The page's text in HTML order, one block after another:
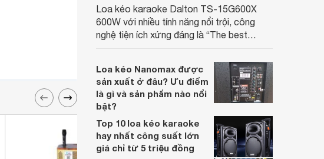
Loa kéo karaoke Dalton TS-15G600X
600W với nhiều tính năng nổi trội, công
nghệ tiện ích xứng đáng là “The best
cùng khám phá về loại sản phẩm đặc biệt
này nhé.
Loa kéo Nanomax được
sản xuất ở đâu? Ưu điểm
là gì và sản phẩm nào nổi
bật?
Top 10 loa kéo karaoke
hay nhất công suất lớn
giá chỉ từ 5 triệu đồng